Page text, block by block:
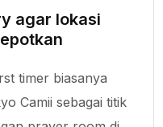
agar lokasi
timer biasanya
Camii sebagai titik